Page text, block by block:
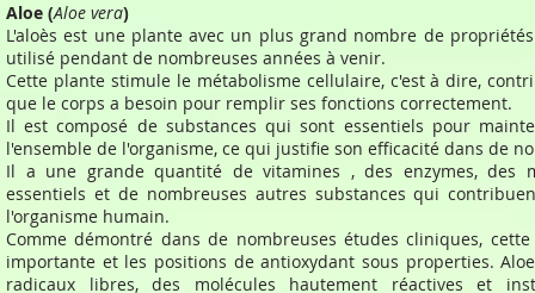
Aloe (Aloe vera)
L'aloès est une plante avec un plus grand nombre de
utilisé pendant de nombreuses années à venir.
Cette plante stimule le métabolisme cellulaire, c'est à dire,
que le corps a besoin pour remplir ses fonctions correctement.
Il est composé de substances qui sont essentiels pour
l'ensemble de l'organisme, ce qui justifie son efficacité dans de
Il a une grande quantité de vitamines , des enzymes, des
essentiels et de nombreuses autres substances qui
l'organisme humain.
Comme démontré dans de nombreuses études cliniques,
importante et les positions de antioxydant sous properties.
radicaux libres, des molécules hautement réactives et